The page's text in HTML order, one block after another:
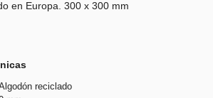
en Europa. 300 x 300 mm
reciclado